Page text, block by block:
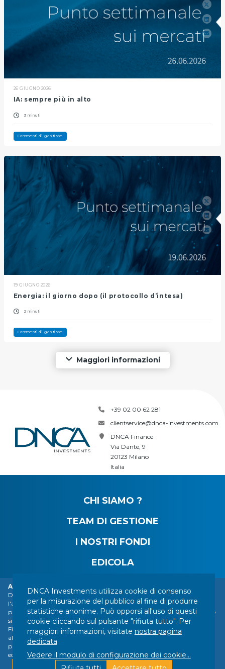
Allarme: furto d'identità della DNCA Finance.
DNCA Finance, un'affiliata di Natixis Investment Managers, richiama
l'attenzione del pubblico sull'impersonificazione di DNCA Finance da
parte di varie persone o società con sede all'estero, tra cui una società che
si presenta come una società di servizi finanziari chiamata "Influx
Finance". Queste persone e società fanno fraudolentemente riferimento
al nome di DNCA Finance o DNCA Investments nei loro rapporti con i
privati per raccomandare investimenti di vario tipo (bitcoin, oro, azioni,
ecc.).
Maggiori informazioni
26 GIUGNO 2026
IA: sempre più in alto
3 minuti
Commenti di gestione
19 GIUGNO 2026
Energia: il giorno dopo (il protocollo d’intesa)
2 minuti
Commenti di gestione
Maggiori informazioni
+39 02 00 62 281
clientservice@dnca-investments.com
DNCA Finance
Via Dante, 9
20123 Milano
Italia
CHI SIAMO ?
TEAM DI GESTIONE
I NOSTRI FONDI
EDICOLA
CONTATTI MENZIONI LEGALI
INFORMAZIONI LEGALI
I VOSTRI DATI PERSONALI
MAPPA DEL SITO
GESTIONE DEI COOKIE
Progettato da DNCA Finance | Realizzato
DNCA Investments utilizza cookie di consenso
per la misurazione del pubblico al fine di produrre
statistiche anonime. Può opporsi all'uso di questi
cookie cliccando sul pulsante "rifiuta tutto". Per
maggiori informazioni, visitate nostra pagina
dedicata.
Vedere il modulo di configurazione dei cookie...